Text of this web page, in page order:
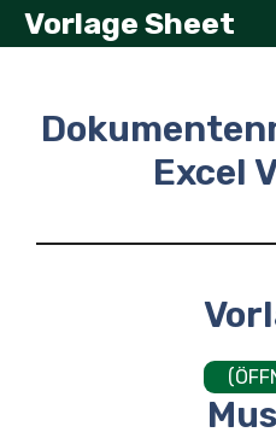
Zum
Inhalt
Vorlage Sheet
Excel